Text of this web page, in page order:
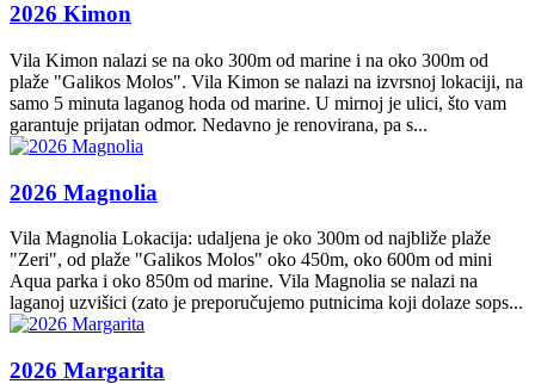
2026 Kimon
Vila Kimon nalazi se na oko 300m od marine i na oko 300m od
plaže "Galikos Molos". Vila Kimon se nalazi na izvrsnoj lokaciji, na
samo 5 minuta laganog hoda od marine. U mirnoj je ulici, što vam
garantuje prijatan odmor. Nedavno je renovirana, pa s...
2026 Magnolia
Vila Magnolia Lokacija: udaljena je oko 300m od najbliže plaže
"Zeri", od plaže "Galikos Molos" oko 450m, oko 600m od mini
Aqua parka i oko 850m od marine. Vila Magnolia se nalazi na
laganoj uzvišici (zato je preporučujemo putnicima koji dolaze sops...
2026 Margarita